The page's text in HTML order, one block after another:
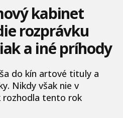
kabinet
rozprávku
a iné príhody
do kín artové tituly a
Nikdy však nie v
rozhodla tento rok